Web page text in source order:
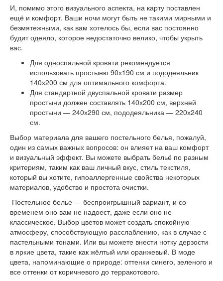
И, помимо этого визуального аспекта, на карту поставлен
ещё и комфорт. Ваши ночи могут быть не такими мирными и
безмятежными, как вам хотелось бы, если вас постоянно
будит одеяло, которое недостаточно велико, чтобы укрыть
вас.
Для односпальной кровати рекомендуется
использовать простыню 90х190 см и пододеяльник
140х200 см для оптимального комфорта.
Для стандартной двуспальной кровати размер
простыни должен составлять 140х200 см, верхней
простыни — 240х290 см, пододеяльника — 220х240
см.
Выбор материала для вашего постельного белья, пожалуй,
один из самых важных вопросов: он влияет на ваш комфорт
и визуальный эффект. Вы можете выбрать бельё по разным
критериям, таким как ваш личный вкус, стиль текстиля,
который вы хотите, гипоаллергенные свойства некоторых
материалов, удобство и простота очистки.
Постельное белье — беспроигрышный вариант, и со
временем оно вам не надоест, даже если оно не
классическое. Выбор цветов может создать спокойную
атмосферу, способствующую расслаблению, как в случае с
пастельными тонами. Или вы можете внести нотку дерзости
в яркие цвета, такие как жёлтый или оранжевый. В моде
цвета, напоминающие о природе: оттенки синего, зеленого и
все оттенки от коричневого до терракотового.